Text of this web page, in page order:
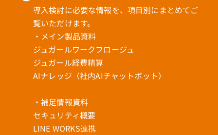
導入検討に必要な情報を、項目別にまとめてご
覧いただけます。
・メイン製品資料
ジュガールワークフロージュ
ジュガール経費精算
AIナレッジ（社内AIチャットボット）
・補足情報資料
セキュリティ概要
LINE WORKS連携